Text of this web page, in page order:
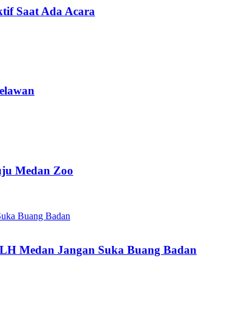
Saat Ada Acara
Medan Zoo
Medan Jangan Suka Buang Badan